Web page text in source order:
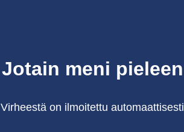
Jotain meni pieleen
Virheestä on ilmoitettu automaattisesti